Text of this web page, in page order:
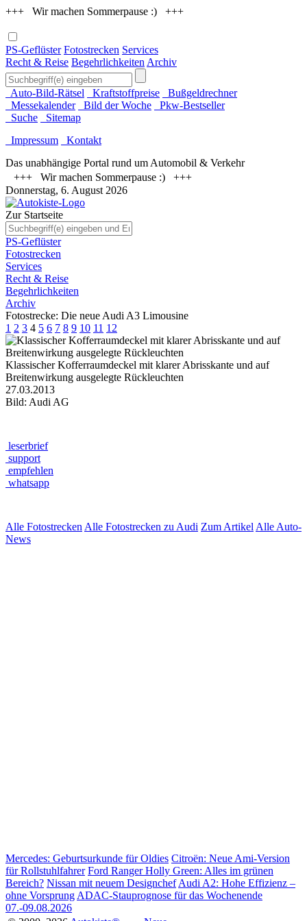
+++ Wir machen Sommerpause :) +++
PS-Geflüster Fotostrecken Services
Recht & Reise Begehrlichkeiten Archiv
Auto-Bild-Rätsel Kraftstoffpreise
Bußgeldrechner
Messekalender
Bild der Woche
Pkw-Bestseller
Suche
Sitemap
Impressum
Kontakt
Das unabhängige Portal rund um Automobil & Verkehr
+++ Wir machen Sommerpause :) +++
Donnerstag, 6. August 2026
Zur Startseite
PS-Geflüster
Fotostrecken
Services
Recht & Reise
Begehrlichkeiten
Archiv
Fotostrecke: Die neue Audi A3 Limousine
1 2 3 4 5 6 7 8 9 10 11 12
Klassischer Kofferraumdeckel mit klarer Abrisskante und auf
Breitenwirkung ausgelegte Rückleuchten
27.03.2013
Bild: Audi AG
leserbrief
support
empfehlen
whatsapp
Alle Fotostrecken Alle Fotostrecken zu Audi Zum Artikel Alle Auto-
News
Mercedes: Geburtsurkunde für Oldies Citroën: Neue Ami-Version
für Rollstuhlfahrer Ford Ranger Holly Green: Alles im grünen
Bereich? Nissan mit neuem Designchef Audi A2: Hohe Effizienz –
ohne Vorsprung ADAC-Stauprognose für das Wochenende
07.-09.08.2026